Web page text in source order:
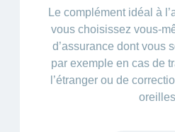
Le complément idéal à
vous choisissez vous-
d’assurance dont vous
par exemple en cas de
l’étranger ou de